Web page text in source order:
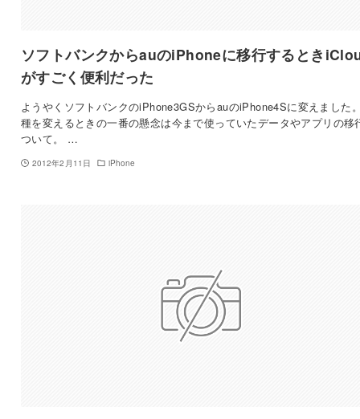
ソフトバンクからauのiPhoneに移行するとき
がすごく便利だった
ようやくソフトバンクのiPhone3GSからauのiPhone4Sに変えました
種を変えるときの一番の懸念は今まで使っていたデータやアプリの移
ついて。 …
2012年2月11日 iPhone